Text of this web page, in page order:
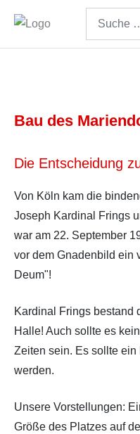
Bau des
Die Entscheidung
Von Köln kam die
Joseph Kardinal Frings
war am 22. September
vor dem Gnadenbild ein
Deum"!
Kardinal Frings bestand
Halle! Auch sollte es
Zeiten sein. Es sollte
werden.
Unsere Vorstellungen:
Größe des Platzes auf